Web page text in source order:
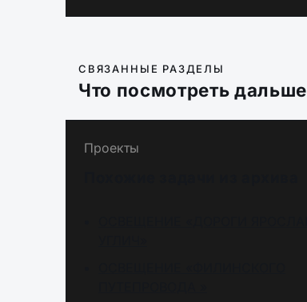
СВЯЗАННЫЕ РАЗДЕЛЫ
Что посмотреть дальше
Проекты